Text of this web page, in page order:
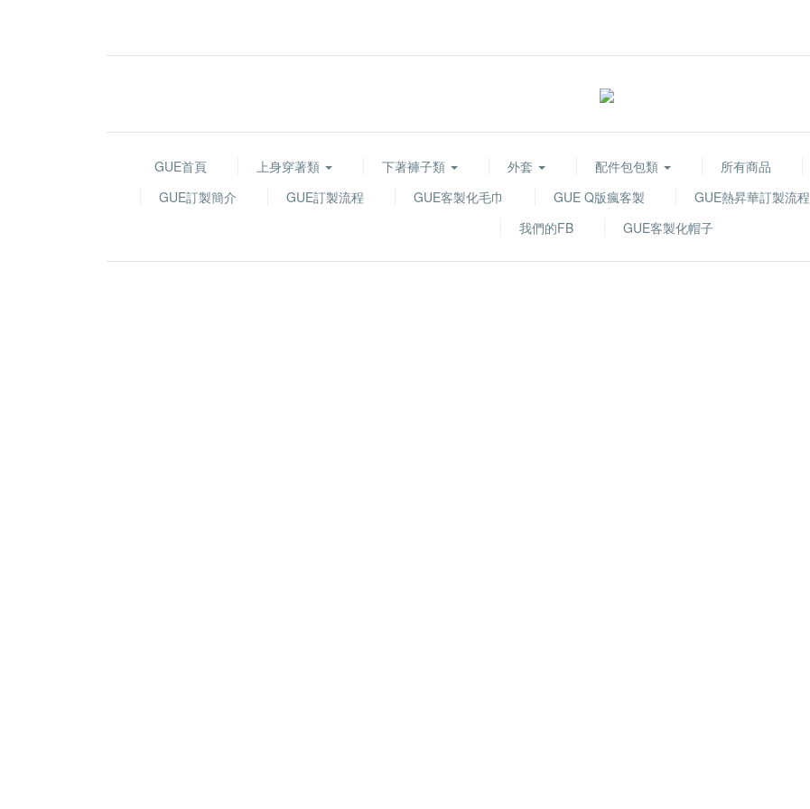
GUE首頁 上身穿著類 下著褲子類 外套 配件包包類 所有商品
GUE訂製簡介
GUE訂製流程 GUE客製化毛巾 GUE Q版瘋客製 GUE熱昇華訂製流程
我們的FB
GUE客製化帽子